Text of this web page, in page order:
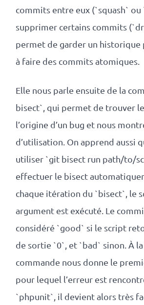
commits entre eux (`squash`
supprimer certains commits
permet de garder un historique
à faire des commits atomiques.
Elle nous parle ensuite de la
bisect`, qui permet de trouver
l’origine d’un bug et nous
d’utilisation. On apprend aussi
utiliser `git bisect run path/to/
effectuer le bisect
chaque itération du `bisect`, le
argument est exécuté. Le
considéré `good` si le script
de sortie `0`, et `bad` sinon. À
commande nous donne le
pour lequel l’erreur est
`phpunit`, il devient alors très